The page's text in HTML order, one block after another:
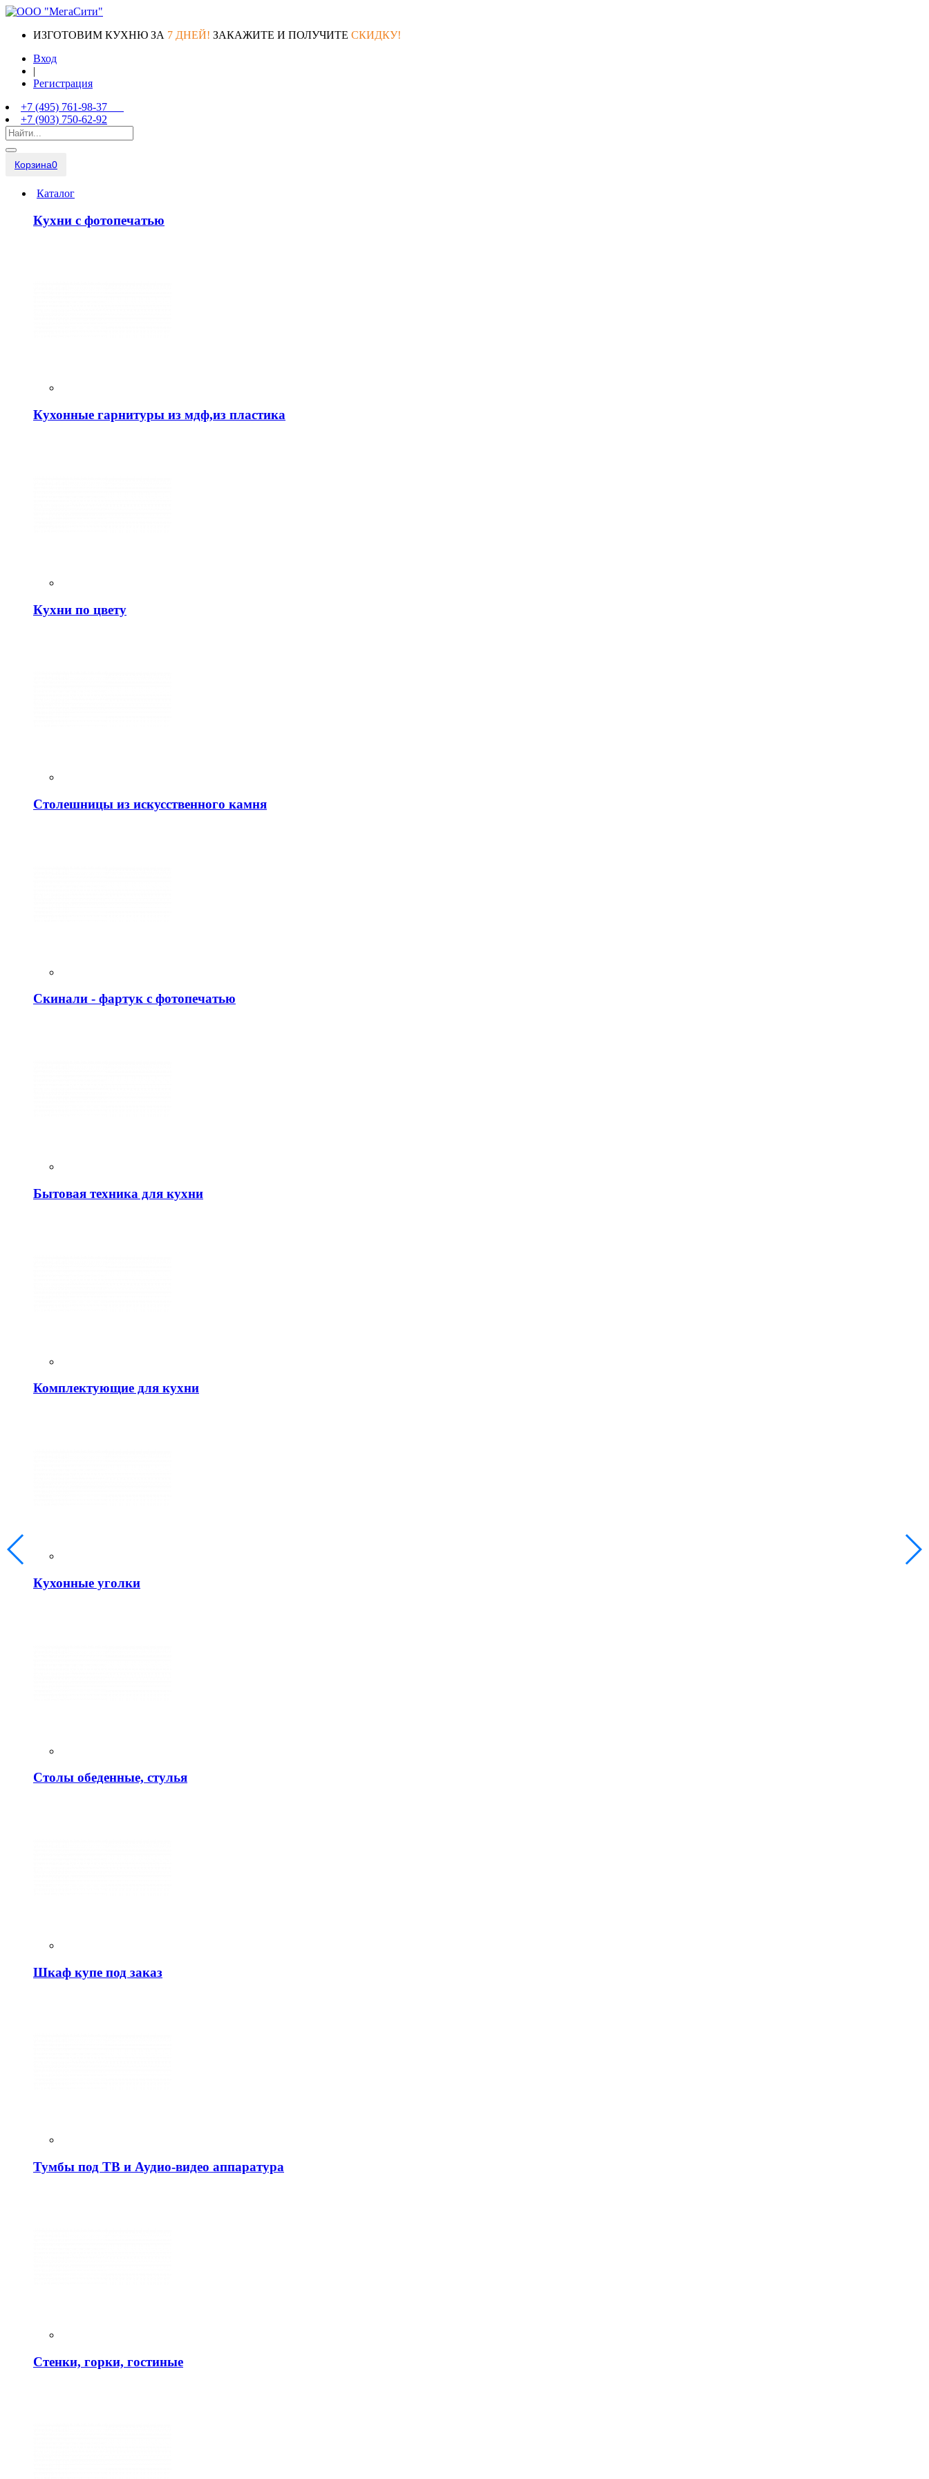
ИЗГОТОВИМ КУХНЮ ЗА 7 ДНЕЙ! ЗАКАЖИТЕ И ПОЛУЧИТЕ СКИДКУ!
Вход
|
Регистрация
+7 (495) 761-98-37
+7 (903) 750-62-92
Корзина0
Каталог
Кухни с фотопечатью
Кухонные гарнитуры из мдф,из пластика
Кухни по цвету
Столешницы из искусственного камня
Скинали - фартук с фотопечатью
Бытовая техника для кухни
Комплектующие для кухни
Кухонные уголки
Столы обеденные, стулья
Шкаф купе под заказ
Тумбы под ТВ и Аудио-видео аппаратура
Стенки, горки, гостиные